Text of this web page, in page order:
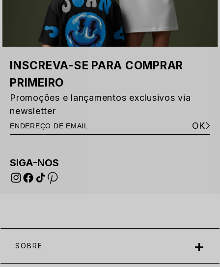
INSCREVA-SE PARA COMPRAR
PRIMEIRO
Promoções e lançamentos exclusivos via
newsletter
OK
SIGA-NOS
SOBRE